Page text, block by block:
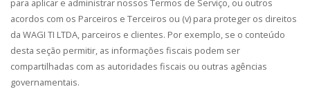
acordos com os Parceiros e Terceiros ou (v) para proteger os direitos
da WAGI TI LTDA, parceiros e clientes. Por exemplo, se o conteúdo
desta seção permitir, as informações fiscais podem ser
compartilhadas com as autoridades fiscais ou outras agências
governamentais.